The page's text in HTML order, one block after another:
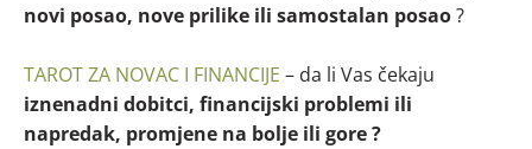
novi posao, nove prilike ili samostalan posao?
TAROT ZA NOVAC I FINANCIJE – da li Vas čekaju
iznenadni dobitci, financijski problemi ili
napredak, promjene na bolje ili gore ?